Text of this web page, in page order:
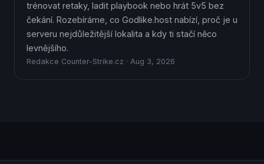
trénovat retaky, ladit playbook nebo hrát 5v5 bez
čekání. Rozebíráme, co Godlike.host nabízí, proč je u
serveru nejdůležitější lokalita a kdy ti stačí něco
levnějšího.
Redakce Counter-Strike.cz · Aug 3, 2026